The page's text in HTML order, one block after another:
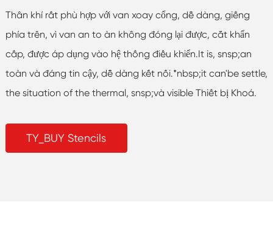
Thân khí rất phù hợp với van xoay cổng, dễ dàng, giếng
phía trên, vì van an to àn không đóng lại được, cắt khẩn
cấp, được áp dụng vào hệ thống điều khiển.It is, snsp;an
toàn và đáng tin cậy, dễ dàng kết nối.*nbsp;it can'be settle,
the situation of the thermal, snsp;và visible Thiết bị Khoá.
TY_BUY Stencils